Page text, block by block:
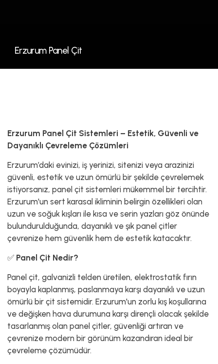
Erzurum Panel Çit
Erzurum Panel Çit Sistemleri – Estetik, Güvenli ve
Dayanıklı Çevreleme Çözümleri
Erzurum’daki evinizi, iş yerinizi, sitenizi veya arazinizi
güvenli, estetik ve uzun ömürlü bir şekilde çevrelemek
istiyorsanız, panel çit sistemleri mükemmel bir tercihtir.
Erzurum'un sert karasal ikliminin belirgin özellikleri olan
uzun ve soğuk kışları ile kısa ve serin yazları göz önünde
bulundurulduğunda, dayanıklı ve şık panel çitler
çevrenize hem güvenlik hem de estetik katacaktır.
✅ Panel Çit Nedir?
Panel çit, galvanizli telden üretilen, elektrostatik fırın
boyayla kaplanmış, paslanmaya karşı dayanıklı ve uzun
ömürlü bir çit sistemidir. Erzurum'un zorlu kış koşullarına
ve değişken hava durumuna karşı dirençli olacak şekilde
tasarlanmış olan panel çitler, güvenliği artıran ve
çevrenize modern bir görünüm kazandıran ideal bir
çevreleme çözümüdür.